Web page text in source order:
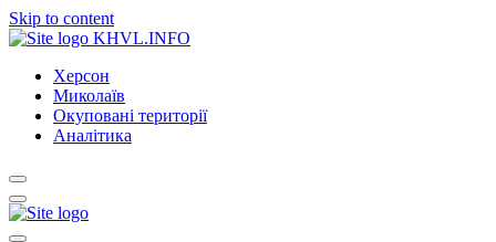
Skip to content
KHVL.INFO
Херсон
Миколаїв
Окуповані території
Аналітика